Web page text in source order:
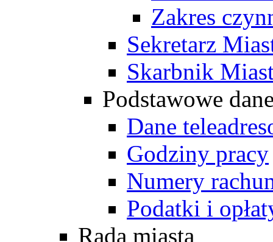
Zakres
Sekretarz
Skarbnik
Podstawowe
Dane
Godziny pracy
Numery
Podatki i
Rada miasta